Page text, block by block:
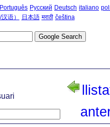
Português Русский Deutsch italiano
汉语）
日本語 मराठी čeština